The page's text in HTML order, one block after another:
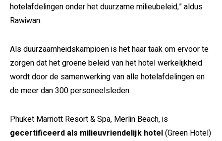
hotelafdelingen onder het duurzame milieubeleid,” aldus
Rawiwan.
Als duurzaamheidskampioen is het haar taak om ervoor te
zorgen dat het groene beleid van het hotel werkelijkheid
wordt door de samenwerking van alle hotelafdelingen en
de meer dan 300 personeelsleden.
Phuket Marriott Resort & Spa, Merlin Beach, is
gecertificeerd als milieuvriendelijk hotel(Green Hotel)